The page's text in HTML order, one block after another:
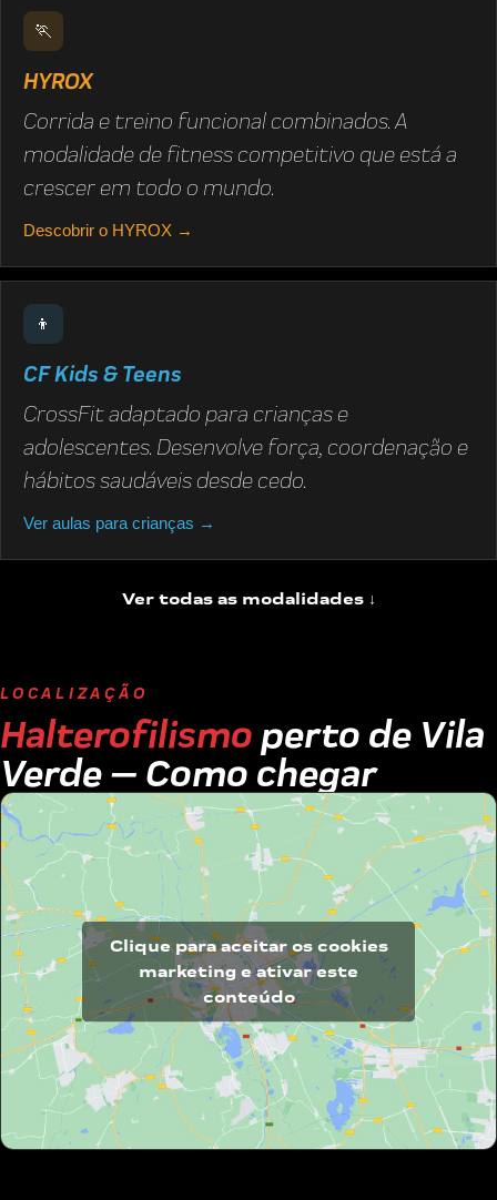
🏃
HYROX
Corrida e treino funcional combinados. A
modalidade de fitness competitivo que está a
crescer em todo o mundo.
Descobrir o HYROX →
👦
CF Kids & Teens
CrossFit adaptado para crianças e
adolescentes. Desenvolve força, coordenação e
hábitos saudáveis desde cedo.
Ver aulas para crianças →
Ver todas as modalidades ↓
LOCALIZAÇÃO
Halterofilismo perto de Vila
Verde — Como chegar
Clique para aceitar os cookies
marketing e ativar este
conteúdo